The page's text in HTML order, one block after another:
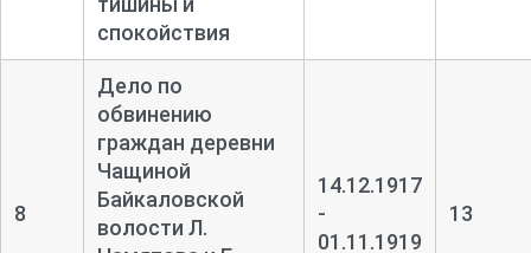
спокойствия
8
Дело по
обвинению
граждан деревни
Чащиной
Байкаловской
волости Л.
14.12.1917
-
01.11.1919
13